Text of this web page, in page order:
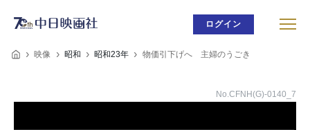
ログイン
映像 昭和 昭和23年 物価引下げへ 主婦のうごき
No.CFNH(G)-0140_7